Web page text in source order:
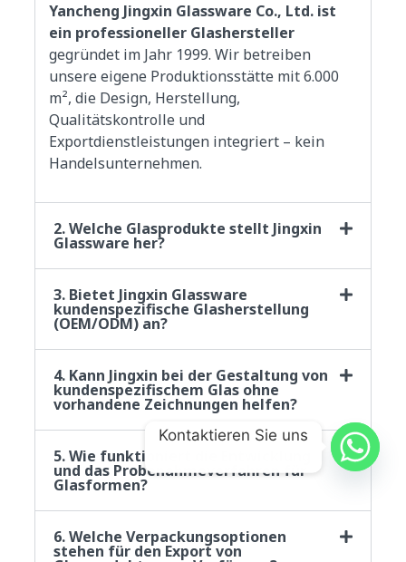
Yancheng Jingxin Glassware Co., Ltd. ist
ein professioneller Glashersteller
gegründet im Jahr 1999. Wir betreiben
unsere eigene Produktionsstätte mit 6.000
m², die Design, Herstellung,
Qualitätskontrolle und
Exportdienstleistungen integriert – kein
Handelsunternehmen.
2. Welche Glasprodukte stellt Jingxin
Glassware her?
3. Bietet Jingxin Glassware
kundenspezifische Glasherstellung
(OEM/ODM) an?
4. Kann Jingxin bei der Gestaltung von
kundenspezifischem Glas ohne
vorhandene Zeichnungen helfen?
5. Wie funktioniert die Entwicklung
und das Probenahmeverfahren für
Glasformen?
6. Welche Verpackungsoptionen
stehen für den Export von
Kontaktieren Sie uns